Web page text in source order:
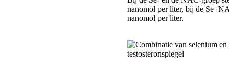
nanomol per liter, bij de
nanomol per liter.